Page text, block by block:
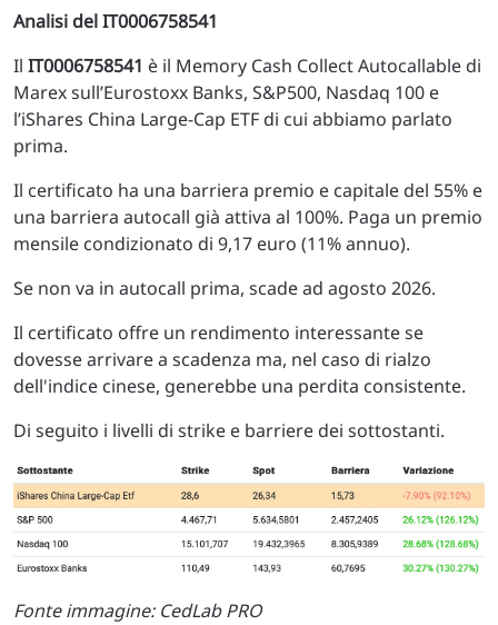
Analisi del IT0006758541
Il IT0006758541 è il Memory Cash Collect Autocallable di
Marex sull’Eurostoxx Banks, S&P500, Nasdaq 100 e
l’iShares China Large-Cap ETF di cui abbiamo parlato
prima.
Il certificato ha una barriera premio e capitale del 55% e
una barriera autocall già attiva al 100%. Paga un premio
mensile condizionato di 9,17 euro (11% annuo).
Se non va in autocall prima, scade ad agosto 2026.
Il certificato offre un rendimento interessante se
dovesse arrivare a scadenza ma, nel caso di rialzo
dell'indice cinese, generebbe una perdita consistente.
Di seguito i livelli di strike e barriere dei sottostanti.
Fonte immagine: CedLab PRO